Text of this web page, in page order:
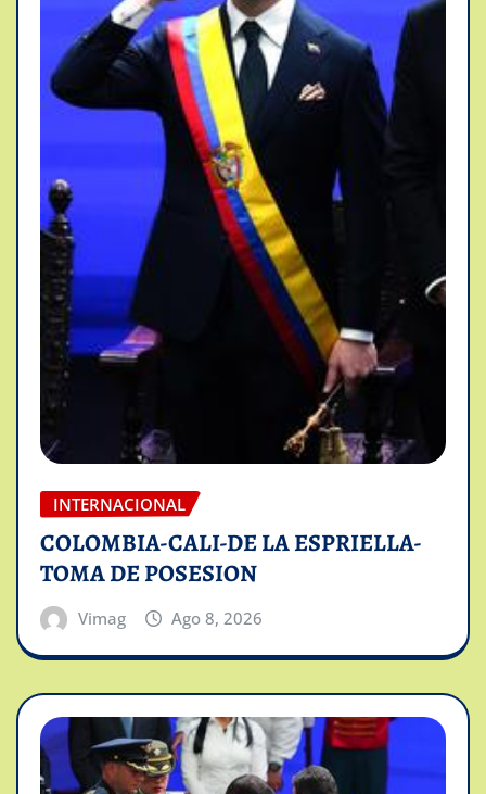
INTERNACIONAL
COLOMBIA-CALI-DE LA ESPRIELLA-
TOMA DE POSESION
Vimag Ago 8, 2026